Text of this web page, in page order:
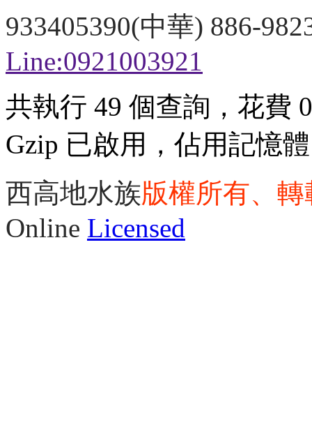
933405390(中華) 886-
Line:0921003921
共執行 49 個查詢，花費
Gzip 已啟用，佔用記憶
西高地水族版權所有、
Online Licensed